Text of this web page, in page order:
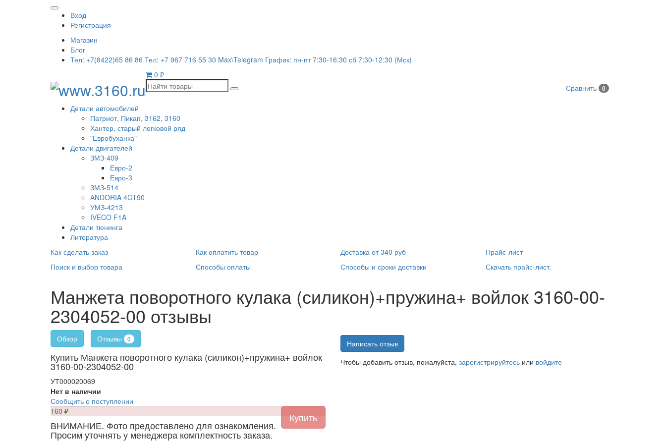
Вход
Регистрация
Магазин
Блог
Тел: +7(8422)65 86 86 Тел: +7 967 716 55 30 Max\Telegram График: пн-пт 7:30-16:30 сб 7:30-12:30 (Мск)
0 ₽
Сравнить
0
Детали автомобилей
Патриот, Пикап, 3162, 3160
Хантер, старый легковой ряд
"Евробуханка"
Детали двигателей
ЗМЗ-409
Евро-2
Евро-3
ЗМЗ-514
ANDORIA 4CT90
УМЗ-4213
IVECO F1A
Детали тюнинга
Литература
Как сделать заказ
Поиск и выбор товара
Как оплатить товар
Способы оплаты
Доставка от 340 руб
Способы и сроки доставки
Прайс-лист
Скачать прайс-лист.
Манжета поворотного кулака (силикон)+пружина+ войлок 3160-00-
2304052-00 отзывы
Обзор Отзывы 0
Купить Манжета поворотного кулака (силикон)+пружина+ войлок
3160-00-2304052-00
УТ000020069
Нет в наличии
Сообщить о поступлении
160 ₽
ВНИМАНИЕ. Фото предоставлено для ознакомления.
Просим уточнять у менеджера комплектность заказа.
Написать отзыв
Чтобы добавить отзыв, пожалуйста, зарегистрируйтесь или войдите